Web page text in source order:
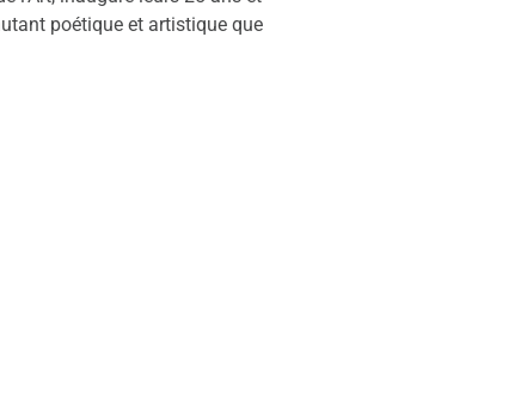
poétique et artistique que